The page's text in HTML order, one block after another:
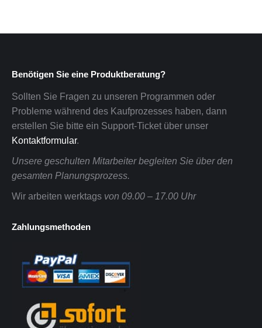
Benötigen Sie eine Produktberatung?
Sollten Sie Fragen zu unseren Programmen oder
Probleme während des Kaufprozesses haben, dann
erstellen Sie bitte ein Support-Ticket über unser
Kontaktformular.
Unsere geschulten Mitarbeiter begleiten Sie über den
gesamten Planungsprozess.
Wir arbeiten werktags von 09.00 – 17.00 Uhr
Zahlungsmethoden